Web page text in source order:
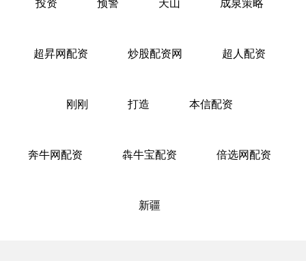
超昇网配资 炒股配资网 超人配资
刚刚 打造 本信配资
奔牛网配资 犇牛宝配资 倍选网配资
新疆